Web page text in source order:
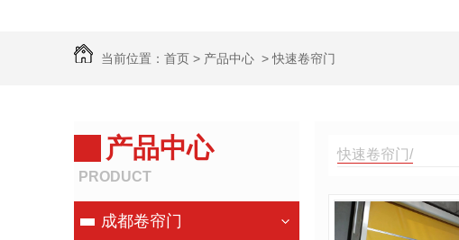
当前位置： 首页 > 产品中心 >快速卷帘门
产品中心
PRODUCT
成都卷帘门
快速卷帘门/